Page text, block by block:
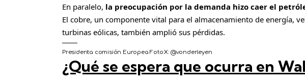
En paralelo, la preocupación por la demanda hizo caer el
El cobre, un componente vital para el almacenamiento de energía,
turbinas eólicas, también amplió sus pérdidas.
Presidenta comisión Europea Foto:X: @vonderleyen
¿Qué se espera que ocurra en